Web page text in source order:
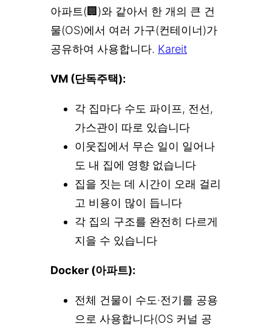
아파트(🏢)와 같아서 한 개의 큰 건
물(OS)에서 여러 가구(컨테이너)가
공유하여 사용합니다. Kareit
VM (단독주택):
각 집마다 수도 파이프, 전선,
가스관이 따로 있습니다
이웃집에서 무슨 일이 일어나
도 내 집에 영향 없습니다
집을 짓는 데 시간이 오래 걸리
고 비용이 많이 듭니다
각 집의 구조를 완전히 다르게
지을 수 있습니다
Docker (아파트):
전체 건물이 수도·전기를 공용
으로 사용합니다(OS 커널 공